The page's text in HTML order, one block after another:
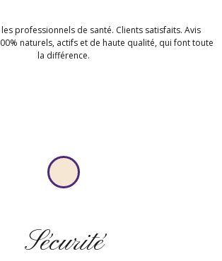
professionnels de santé. Clients satisfaits. Avis
naturels, actifs et de haute qualité, qui font toute
la différence.
Sécurité